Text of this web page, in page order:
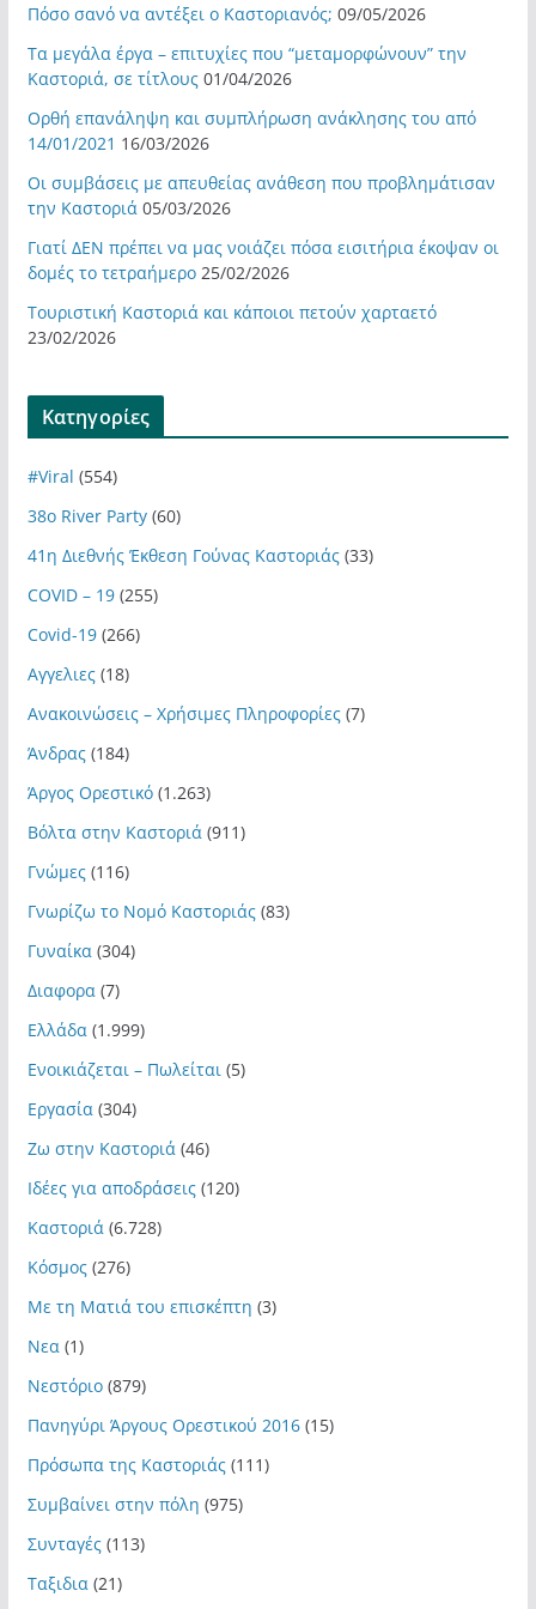
Πόσο σανό να αντέξει ο Καστοριανός; 09/05/2026
Τα μεγάλα έργα – επιτυχίες που “μεταμορφώνουν” την
Καστοριά, σε τίτλους 01/04/2026
Ορθή επανάληψη και συμπλήρωση ανάκλησης του από
14/01/2021 16/03/2026
Οι συμβάσεις με απευθείας ανάθεση που προβλημάτισαν
την Καστοριά 05/03/2026
Γιατί ΔΕΝ πρέπει να μας νοιάζει πόσα εισιτήρια έκοψαν οι
δομές το τετραήμερο 25/02/2026
Τουριστική Καστοριά και κάποιοι πετούν χαρταετό
23/02/2026
Kατηγορίες
#Viral (554)
38ο River Party(60)
41η Διεθνής Έκθεση Γούνας Καστοριάς(33)
COVID – 19(255)
Covid-19(266)
Αγγελιες(18)
Ανακοινώσεις – Χρήσιμες Πληροφορίες(7)
Άνδρας(184)
Άργος Ορεστικό(1.263)
Βόλτα στην Καστοριά (911)
Γνώμες(116)
Γνωρίζω το Νομό Καστοριάς(83)
Γυναίκα (304)
Διαφορα (7)
Ελλάδα (1.999)
Ενοικιάζεται – Πωλείται (5)
Εργασία (304)
Ζω στην Καστοριά (46)
Ιδέες για αποδράσεις(120)
Καστοριά (6.728)
Κόσμος(276)
Με τη Ματιά του επισκέπτη (3)
Νεα (1)
Νεστόριο(879)
Πανηγύρι Άργους Ορεστικού 2016(15)
Πρόσωπα της Καστοριάς(111)
Συμβαίνει στην πόλη (975)
Συνταγές(113)
Ταξιδια (21)